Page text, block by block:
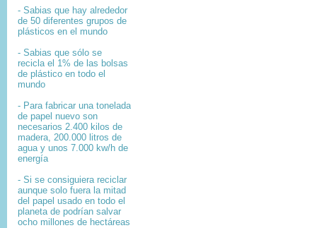
- Sabias que hay alrededor
de 50 diferentes grupos de
plásticos en el mundo
- Sabias que sólo se
recicla el 1% de las bolsas
de plástico en todo el
mundo
- Para fabricar una tonelada
de papel nuevo son
necesarios 2.400 kilos de
madera, 200.000 litros de
agua y unos 7.000 kw/h de
energía
- Si se consiguiera reciclar
aunque solo fuera la mitad
del papel usado en todo el
planeta de podrían salvar
ocho millones de hectáreas